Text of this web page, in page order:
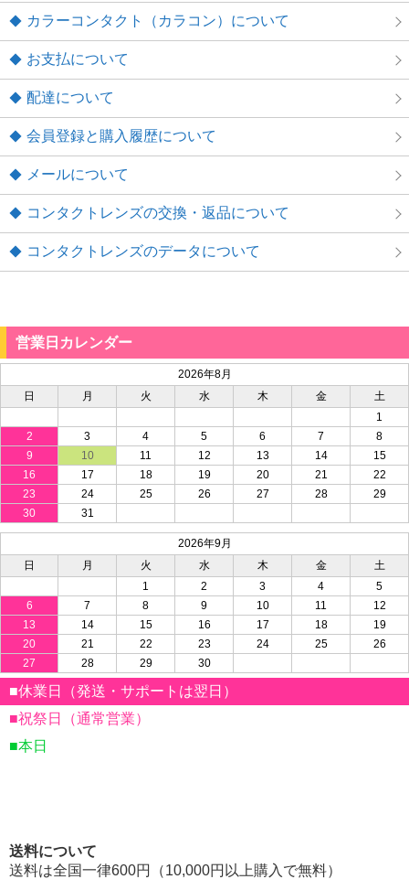
カラーコンタクト（カラコン）について
お支払について
配達について
会員登録と購入履歴について
メールについて
コンタクトレンズの交換・返品について
コンタクトレンズのデータについて
営業日カレンダー
2026年8月
日
月 火 水 木 金
土
1
2
3 4 5 6 7
8
9
10 11 12 13 14
15
16
17 18 19 20 21
22
23
24 25 26 27 28
29
30
31
2026年9月
日
月 火 水 木 金
土
1
2 3 4
5
6
7 8 9 10 11
12
13
14 15 16 17 18
19
20
21 22 23 24 25
26
27
28 29 30
■休業日（発送・サポートは翌日）
■祝祭日（通常営業）
■本日
送料について
送料は全国一律600円（10,000円以上購入で無料）